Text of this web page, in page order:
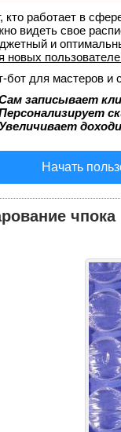
кто работает в
видеть свое
и
новых
бот для мастеров и
записывает
Начать
чпока